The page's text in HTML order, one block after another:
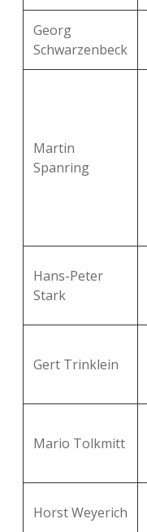
Georg
Schwarzenbeck
Martin
Spanring
Hans-Peter
Stark
Gert Trinklein
Mario Tolkmitt
Horst Weyerich